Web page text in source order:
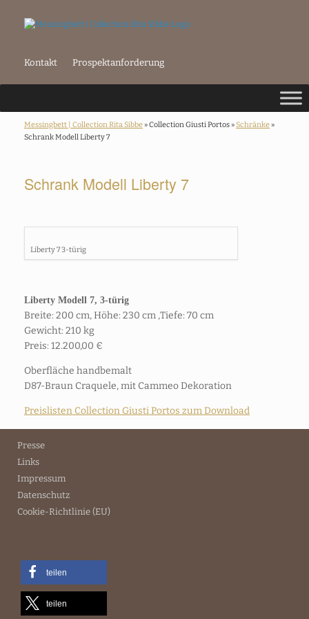
Kontakt Prospektanforderung
Messingbett | Collection Rita Sibbe» Collection Giusti Portos »Schränke»
Schrank Modell Liberty 7
Schrank Modell Liberty 7
Liberty 7 3-türig
Liberty Modell 7, 3-türig
Breite: 200 cm, Höhe: 230 cm ,Tiefe: 70 cm
Gewicht: 210 kg
Preis: 12.200,00 €
Oberfläche handbemalt
D87-Braun Craquele, mit Cammeo Dekoration
Preislisten Collection Giusti Portos zum Download
Presse
Links
Impressum
Datenschutz
Cookie-Richtlinie (EU)
teilen
teilen